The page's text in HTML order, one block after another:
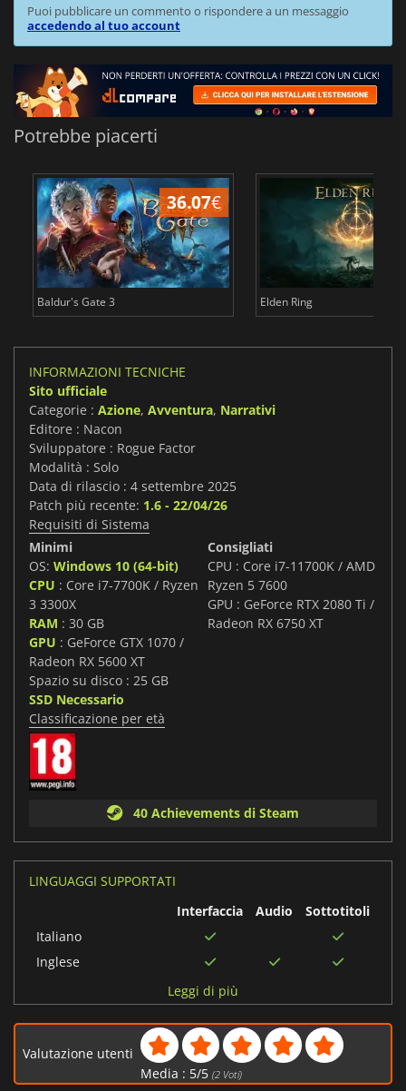
Puoi pubblicare un commento o rispondere a un messaggio
accedendo al tuo account
Potrebbe piacerti
36.07€
Baldur's Gate 3 Elden Ring
INFORMAZIONI TECNICHE
Sito ufficiale
Categorie : Azione, Avventura, Narrativi
Editore : Nacon
Sviluppatore : Rogue Factor
Modalità : Solo
Data di rilascio : 4 settembre 2025
Patch più recente: 1.6 - 22/04/26
Requisiti di Sistema
Minimi
OS: Windows 10 (64-bit)
CPU : Core i7-7700K / Ryzen
3 3300X
RAM : 30 GB
GPU : GeForce GTX 1070 /
Radeon RX 5600 XT
Spazio su disco : 25 GB
SSD Necessario
Consigliati
CPU : Core i7-11700K / AMD
Ryzen 5 7600
GPU : GeForce RTX 2080 Ti /
Radeon RX 6750 XT
Classificazione per età
40 Achievements di Steam
LINGUAGGI SUPPORTATI
Interfaccia
Audio
Sottotitoli
Italiano
Inglese
brasiliano
Cinese semplificato
Leggi di più
Valutazione utenti
Media : 5/5 (2Voti)